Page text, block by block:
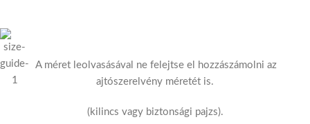
A méret leolvasásával ne felejtse el hozzászámolni az
ajtószerelvény méretét is.
(kilincs vagy biztonsági pajzs).